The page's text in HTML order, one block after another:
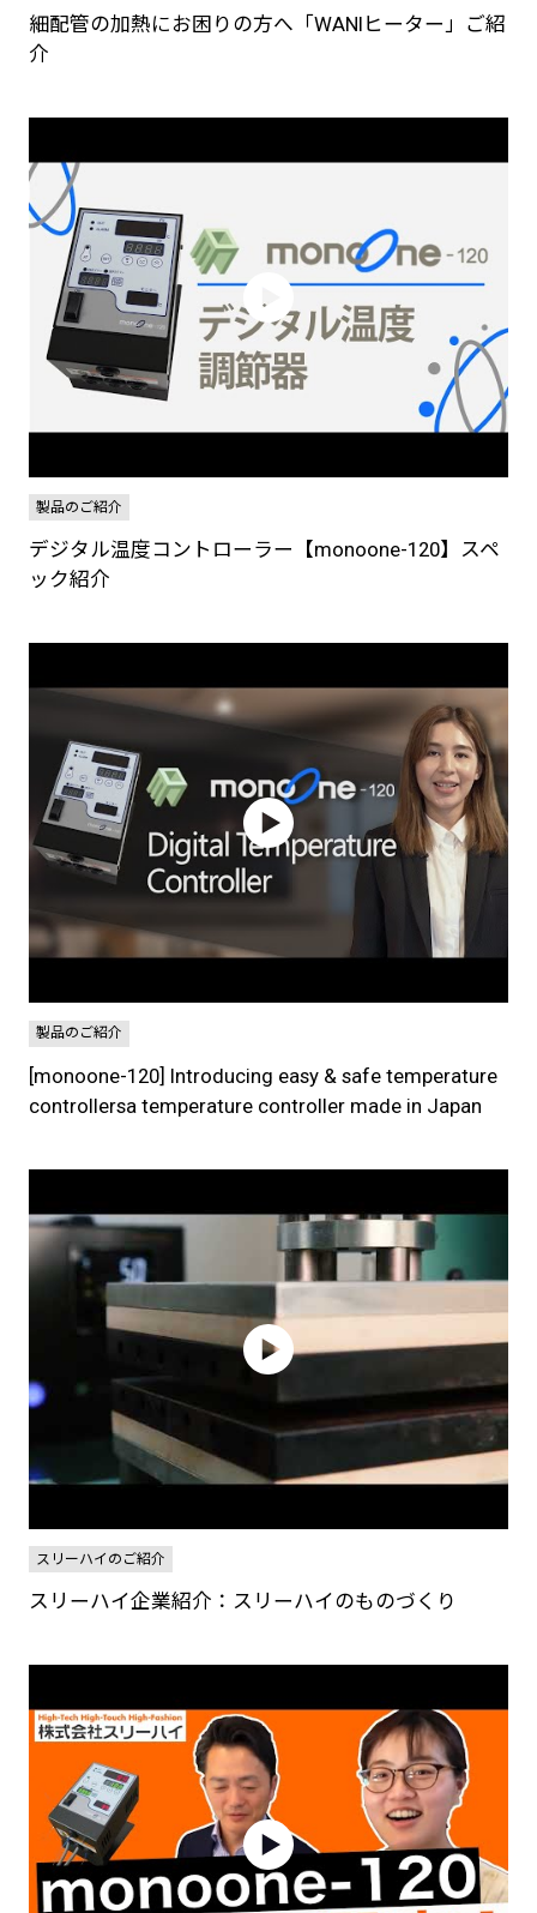
細配管の加熱にお困りの方へ「WANIヒーター」ご紹
介
製品のご紹介
デジタル温度コントローラー【monoone-120】スペ
ック紹介
製品のご紹介
[monoone-120] Introducing easy & safe temperature
controllersa temperature controller made in Japan
スリーハイのご紹介
スリーハイ企業紹介：スリーハイのものづくり